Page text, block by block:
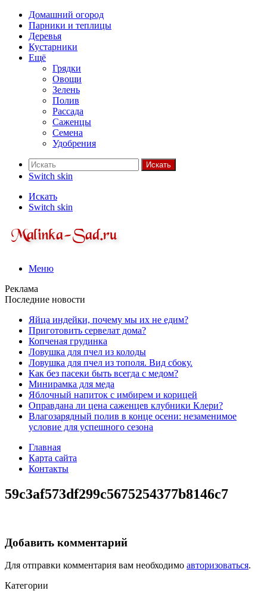
Домашний огород
Парники и теплицы
Деревья
Кустарники
Ещё
Грядки
Овощи
Зелень
Полив
Рассада
Саженцы
Семена
Удобрения
Искать
Switch skin
Искать
Switch skin
Меню
Реклама
Последние новости
Яйца индейки, почему мы их не едим?
Приготовить сервелат⁠⁠ дома?
Копченая грудинка
Ловушка для пчел из колоды
Ловушка для пчел из тополя. Вид сбоку.
Как без пасеки быть всегда с медом?
Минирамка для меда
Яблочный напиток с имбирем и корицей
Оправдана ли цена саженцев клубники Клери?
Влагозарядный полив в конце осени: незаменимое
условие для успешного сезона
Главная
Карта сайта
Контакты
59c3af573df299c5675254377b8146c7
Добавить комментарий
Для отправки комментария вам необходимо авторизоваться.
Категории